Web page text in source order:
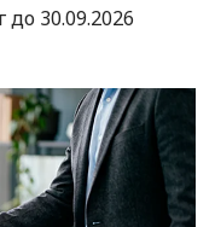
30.09.2026